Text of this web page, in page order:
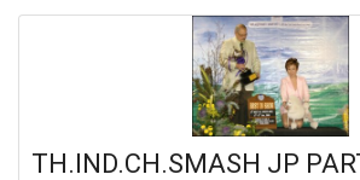
TH.IND.CH.SMASH JP